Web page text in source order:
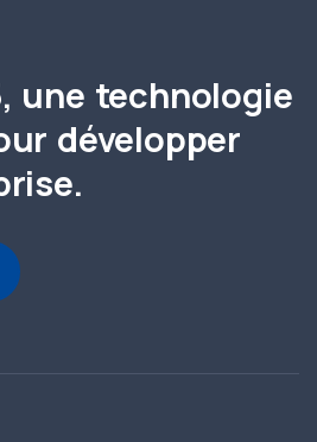
une technologie
développer